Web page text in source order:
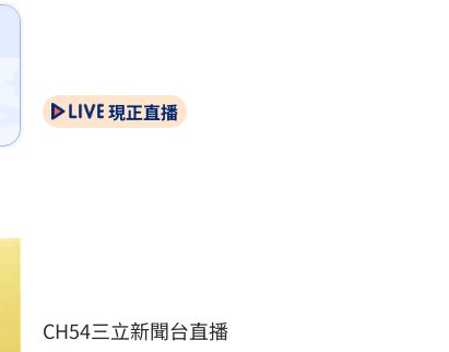
現正直播
CH54三立新聞台直播